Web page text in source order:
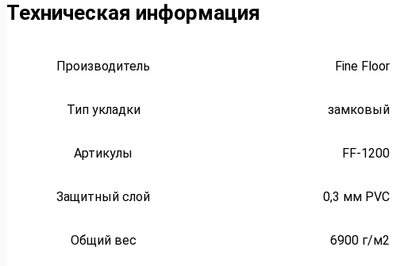
Техническая информация
Производитель Fine Floor
Тип укладки замковый
Артикулы FF-1200
Защитный слой 0,3 мм PVC
Общий вес 6900 г/м2